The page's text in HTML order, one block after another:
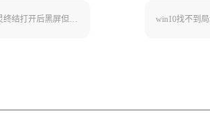
win10系统下红警2心灵终结打开后黑屏但有声音如何解决